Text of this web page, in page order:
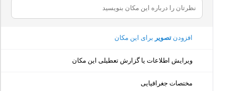
چهارشنبه
جمعه
شنبه
افزودن تصویربرای این مکان
ویرایش اطلاعات یا گزارش تعطیلی این مکان
مختصات جغرافیایی